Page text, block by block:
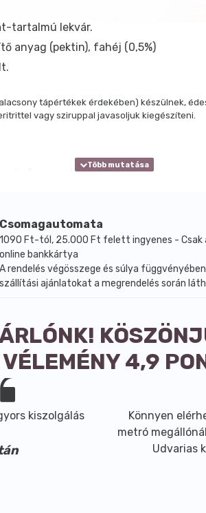
tartalmú lekvár.
anyag (pektin), fahéj (0,5%)
tápértékek érdekében) készülnek,
vagy sziruppal javasoljuk kiegészíteni.
fogyasztható.
Csomagautomata
1090 Ft-tól, 25.000 Ft felett ingyenes - Csak
online bankkártya
A rendelés végösszege és súlya
szállítási ajánlatokat a megrendelés során
VÉLEMÉNY 4,9
kiszolgálás
Könnyen
metró
Udvarias